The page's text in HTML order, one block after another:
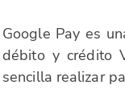
Google Pay es
débito y crédito
sencilla realizar